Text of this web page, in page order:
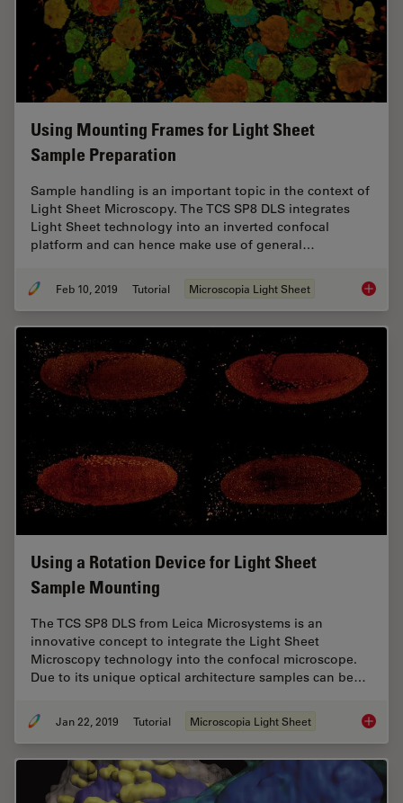
Using Mounting Frames for Light Sheet
Sample Preparation
Sample handling is an important topic in the context of
Light Sheet Microscopy. The TCS SP8 DLS integrates
Light Sheet technology into an inverted confocal
platform and can hence make use of general…
Feb 10, 2019 Tutorial Microscopia Light Sheet Using
Using a Rotation Device for Light Sheet
Sample Mounting
The TCS SP8 DLS from Leica Microsystems is an
innovative concept to integrate the Light Sheet
Microscopy technology into the confocal microscope.
Due to its unique optical architecture samples can be…
Jan 22, 2019 Tutorial Microscopia Light Sheet Using